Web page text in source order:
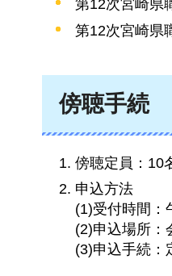
第12次宮崎県
第12次宮崎県
傍聴手続
傍聴定員：10
申込方法
(1)受付時間：
(2)申込場所：
(3)申込手続：